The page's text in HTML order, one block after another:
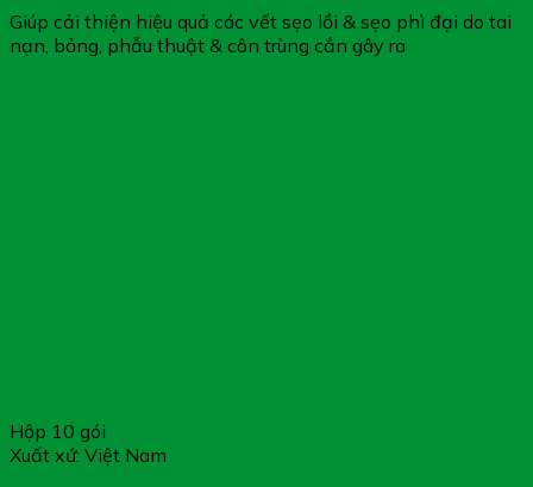
Giúp cải thiện hiệu quả các vết sẹo lồi & sẹo phì đại do tai
nạn, bỏng, phẫu thuật & côn trùng cắn gây ra
Hộp 10 gói
Xuất xứ: Việt Nam